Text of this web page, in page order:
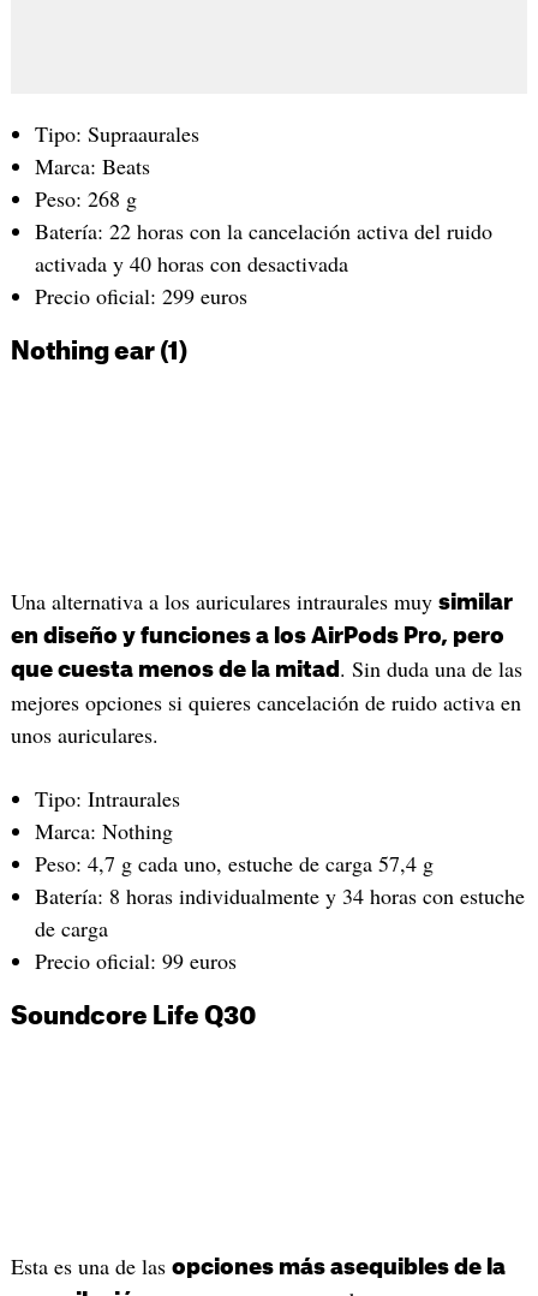
Tipo: Supraaurales
Marca: Beats
Peso: 268 g
Batería: 22 horas con la cancelación activa del ruido
activada y 40 horas con desactivada
Precio oficial: 299 euros
Nothing ear (1)
Una alternativa a los auriculares intraurales muy similar
en diseño y funciones a los AirPods Pro, pero
que cuesta menos de la mitad . Sin duda una de las
mejores opciones si quieres cancelación de ruido activa en
unos auriculares.
Tipo: Intraurales
Marca: Nothing
Peso: 4,7 g cada uno, estuche de carga 57,4 g
Batería: 8 horas individualmente y 34 horas con estuche
de carga
Precio oficial: 99 euros
Soundcore Life Q30
Esta es una de las opciones más asequibles de la